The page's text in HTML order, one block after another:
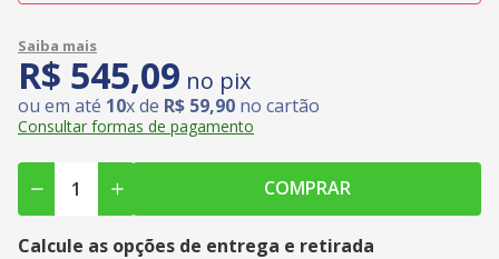
R$ 545,09 no pix
ou em até 10x de R$ 59,90 no cartão
Consultar formas de pagamento
COMPRAR
Calcule as opções de entrega e retirada